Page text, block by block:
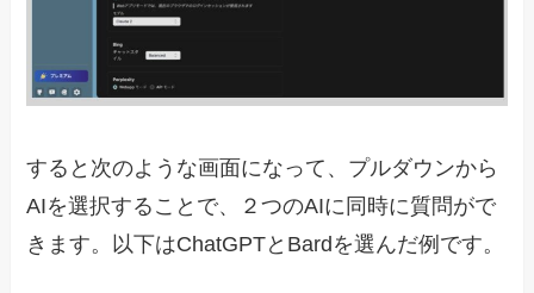
すると次のような画面になって、プルダウンから
AIを選択することで、２つのAIに同時に質問がで
きます。以下はChatGPTとBardを選んだ例です。